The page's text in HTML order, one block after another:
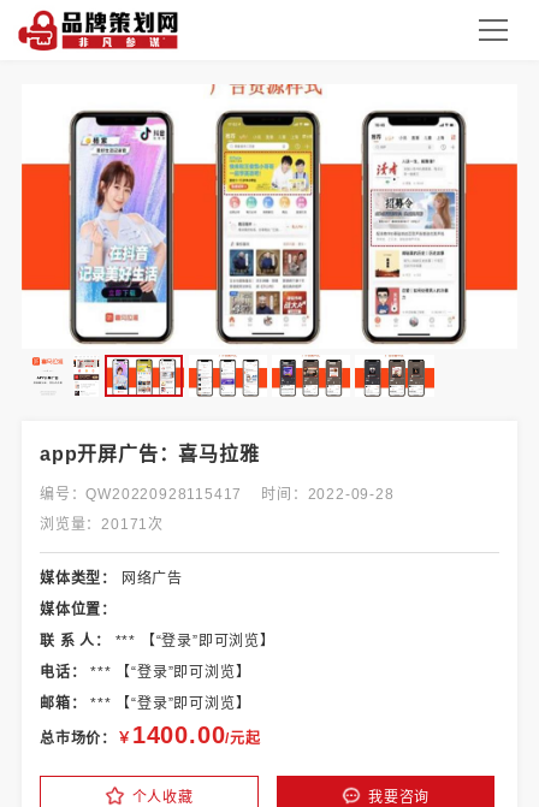
app开屏广告：喜马拉雅
编号：QW20220928115417
时间：2022-09-28
浏览量：20171次
媒体类型：
网络广告
媒体位置：
联 系 人： *** 【“登录”即可浏览】
电话：*** 【“登录”即可浏览】
邮箱：*** 【“登录”即可浏览】
总市场价： ￥ 1400.00/元起
个人收藏 我要咨询